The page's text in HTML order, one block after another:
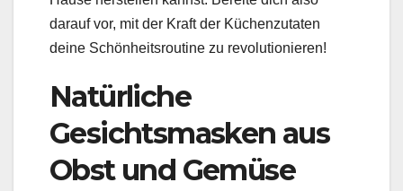
darauf vor, mit der Kraft der Küchenzutaten
deine Schönheitsroutine zu revolutionieren!
Natürliche
Gesichtsmasken aus
Obst und Gemüse